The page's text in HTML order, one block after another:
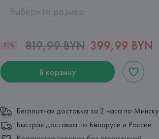
Выберите размер
51% 819,99 BYN 399,99 BYN
В корзину
Бесплатная доставка за 2 часа по Минску
Быстрая доставка по Беларуси и России